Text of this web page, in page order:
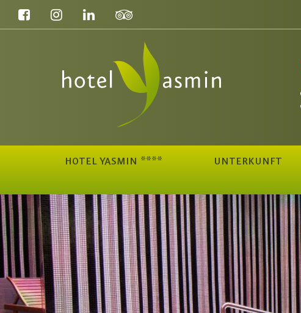
HOTEL YASMIN **** UNTERKUNFT